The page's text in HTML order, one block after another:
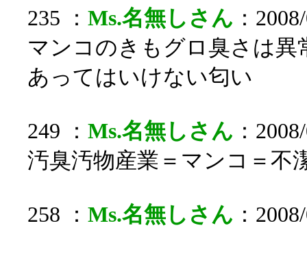
235 ： Ms.名無しさん ：
マンコのきもグロ臭さは異
あってはいけない匂い
249 ： Ms.名無しさん ：
汚臭汚物産業＝マンコ＝不
258 ： Ms.名無しさん ：